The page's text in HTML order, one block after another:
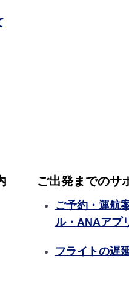
ご出発までのサ
ご予約・運航
ル・ANAアプ
フライトの遅